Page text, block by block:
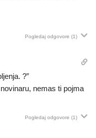
Pogledaj odgovore (1)
?”
nemas ti pojma
Pogledaj odgovore (1)